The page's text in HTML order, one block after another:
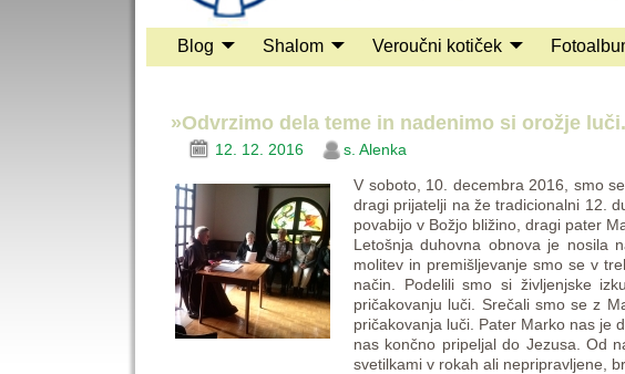
Blog Shalom Veroučni kotiček
»Odvrzimo dela teme in nadenimo si orožje
12. 12. 2016
s. Alenka
V soboto, 10. decembra 2016, smo
dragi prijatelji na že tradicionalni 12.
povabijo v Božjo bližino, dragi pater
Letošnja duhovna obnova je nosila
molitev in premišljevanje smo se v
način. Podelili smo si življenjske
pričakovanju luči. Srečali smo se z
pričakovanja luči. Pater Marko nas je
nas končno pripeljal do Jezusa. Od
svetilkami v rokah ali nepripravljene,